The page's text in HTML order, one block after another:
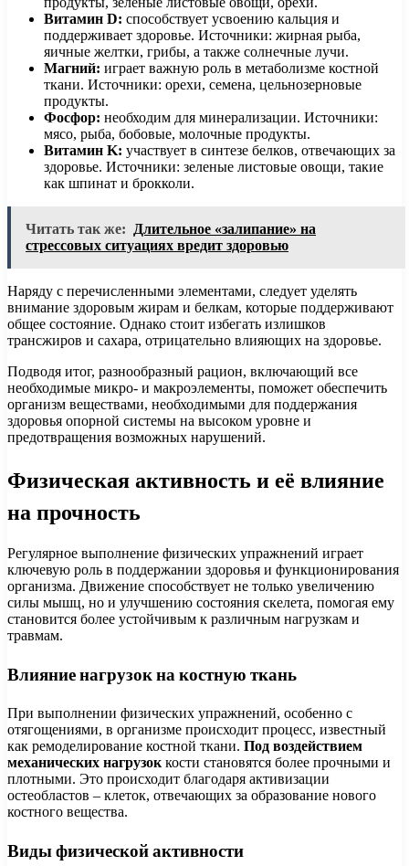
Витамин D: способствует усвоению кальция и
поддерживает здоровье. Источники: жирная рыба,
яичные желтки, грибы, а также солнечные лучи.
Магний: играет важную роль в метаболизме костной
ткани. Источники: орехи, семена, цельнозерновые
продукты.
Фосфор: необходим для минерализации. Источники:
мясо, рыба, бобовые, молочные продукты.
Витамин K: участвует в синтезе белков, отвечающих за
здоровье. Источники: зеленые листовые овощи, такие
как шпинат и брокколи.
Читать так же:
Длительное «залипание» на
стрессовых ситуациях вредит здоровью
Наряду с перечисленными элементами, следует уделять
внимание здоровым жирам и белкам, которые поддерживают
общее состояние. Однако стоит избегать излишков
трансжиров и сахара, отрицательно влияющих на здоровье.
Подводя итог, разнообразный рацион, включающий все
необходимые микро- и макроэлементы, поможет обеспечить
организм веществами, необходимыми для поддержания
здоровья опорной системы на высоком уровне и
предотвращения возможных нарушений.
Физическая активность и её влияние
на прочность
Регулярное выполнение физических упражнений играет
ключевую роль в поддержании здоровья и функционирования
организма. Движение способствует не только увеличению
силы мышц, но и улучшению состояния скелета, помогая ему
становится более устойчивым к различным нагрузкам и
травмам.
Влияние нагрузок на костную ткань
При выполнении физических упражнений, особенно с
отягощениями, в организме происходит процесс, известный
как ремоделирование костной ткани. Под воздействием
механических нагрузок кости становятся более прочными и
плотными. Это происходит благодаря активизации
остеобластов – клеток, отвечающих за образование нового
костного вещества.
Виды физической активности